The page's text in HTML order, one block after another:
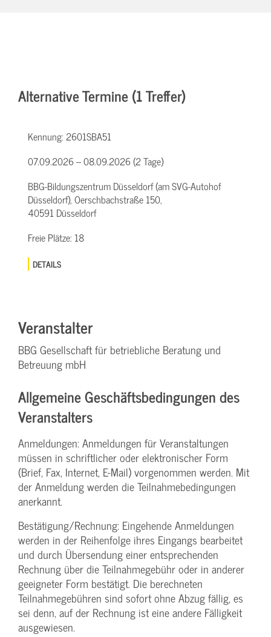
Alternative Termine (1 Treffer)
Kennung:2601SBA51
07.09.2026 – 08.09.2026 (2 Tage)
BBG-Bildungszentrum Düsseldorf (am SVG-Autohof
Düsseldorf), Oerschbachstraße 150,
40591 Düsseldorf
Freie Plätze: 18
DETAILS
Veranstalter
BBG Gesellschaft für betriebliche Beratung und
Betreuung mbH
Allgemeine Geschäftsbedingungen des
Veranstalters
Anmeldungen: Anmeldungen für Veranstaltungen
müssen in schriftlicher oder elektronischer Form
(Brief, Fax, Internet, E-Mail) vorgenommen werden. Mit
der Anmeldung werden die Teilnahme­bedingungen
anerkannt.
Bestätigung­/Rechnung: Eingehende Anmeldungen
werden in der Reihenfolge ihres Eingangs bearbeitet
und durch Übersendung einer entsprechenden
Rechnung über die Teilnahmegebühr oder in anderer
geeigneter Form bestätigt. Die berechneten
Teilnahmegebühren sind sofort ohne Abzug fällig, es
sei denn, auf der Rechnung ist eine andere Fälligkeit
ausgewiesen.